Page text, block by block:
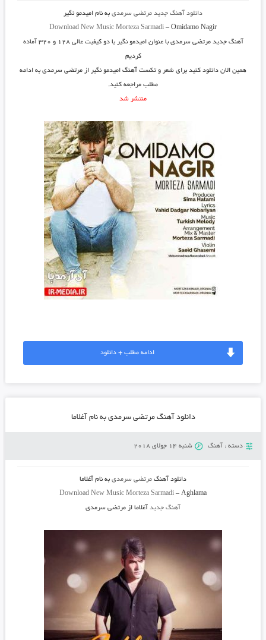
دانلود آهنگ جدید مرتضی سرمدیبه نامامیدمو نگیر
Download New Music Morteza Sarmadi –Omidamo Nagir
آهنگ جدید مرتضی سرمدی با عنوان امیدمو نگیر
با دو کیفیت عالی ۱۲۸ و ۳۲۰ آماده
کردیم
همین الان دانلود کنید برای شعر و تکست آهنگ امیدمو نگیر از مرتضی سرمدی به ادامه
مطلب مراجعه کنید.
منتشر شد
ادامه مطلب + دانلود
دانلود آهنگ مرتضی سرمدی به نام آغلاما
دسته : آهنگ شنبه 14 جولای 2018
دانلود آهنگ مرتضی سرمدیبه نام آغلاما
Download New Music Morteza Sarmadi –Aghlama
آهنگ جدید آغلاما از مرتضی سرمدی